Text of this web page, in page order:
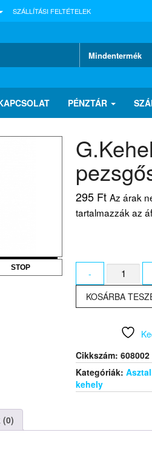
SZÁLLÍTÁSI FELTÉTELEK
PÉNZTÁR
STOP
295 Ft Az árak
tartalmazzák az
-
G.Kehely
ml
pezsgős
mennyiség
KOSÁRBA
Cikkszám:608002
Kategóriák:
kehely
(0)